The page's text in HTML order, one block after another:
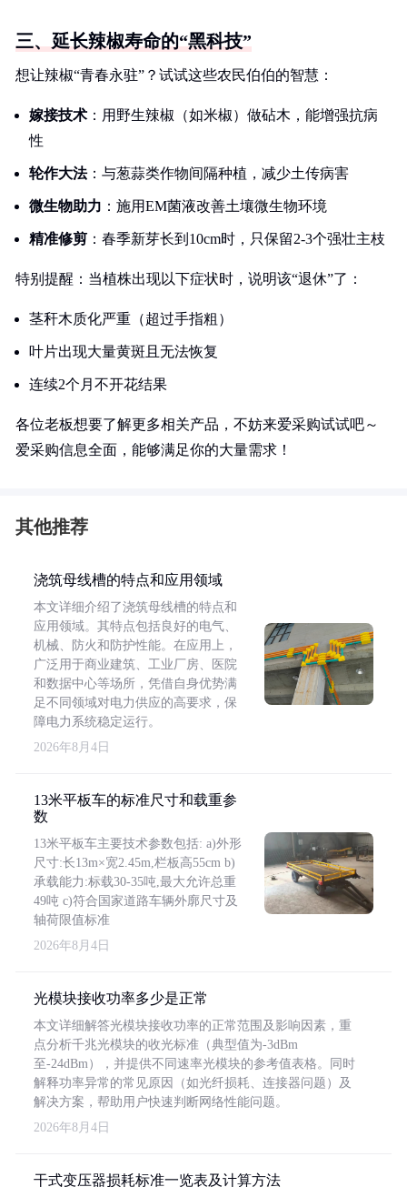
三、延长辣椒寿命的“黑科技”
想让辣椒“青春永驻”？试试这些农民伯伯的智慧：
嫁接技术 ：用野生辣椒（如米椒）做砧木，能增强抗病
性
轮作大法：与葱蒜类作物间隔种植，减少土传病害
微生物助力 ：施用EM菌液改善土壤微生物环境
精准修剪 ：春季新芽长到10cm时，只保留2-3个强壮主枝
特别提醒：当植株出现以下症状时，说明该“退休”了：
茎秆木质化严重（超过手指粗）
叶片出现大量黄斑且无法恢复
连续2个月不开花结果
各位老板想要了解更多相关产品，不妨来爱采购试试吧～
爱采购信息全面，能够满足你的大量需求！
其他推荐
浇筑母线槽的特点和应用领域
本文详细介绍了浇筑母线槽的特点和
应用领域。其特点包括良好的电气、
机械、防火和防护性能。在应用上，
广泛用于商业建筑、工业厂房、医院
和数据中心等场所，凭借自身优势满
足不同领域对电力供应的高要求，保
障电力系统稳定运行。
2026年8月4日
13米平板车的标准尺寸和载重参
数
13米平板车主要技术参数包括: a)外形
尺寸:长13m×宽2.45m,栏板高55cm b)
承载能力:标载30-35吨,最大允许总重
49吨 c)符合国家道路车辆外廓尺寸及
轴荷限值标准
2026年8月4日
光模块接收功率多少是正常
本文详细解答光模块接收功率的正常范围及影响因素，重
点分析千兆光模块的收光标准（典型值为-3dBm
至-24dBm），并提供不同速率光模块的参考值表格。同时
解释功率异常的常见原因（如光纤损耗、连接器问题）及
解决方案，帮助用户快速判断网络性能问题。
2026年8月4日
干式变压器损耗标准一览表及计算方法